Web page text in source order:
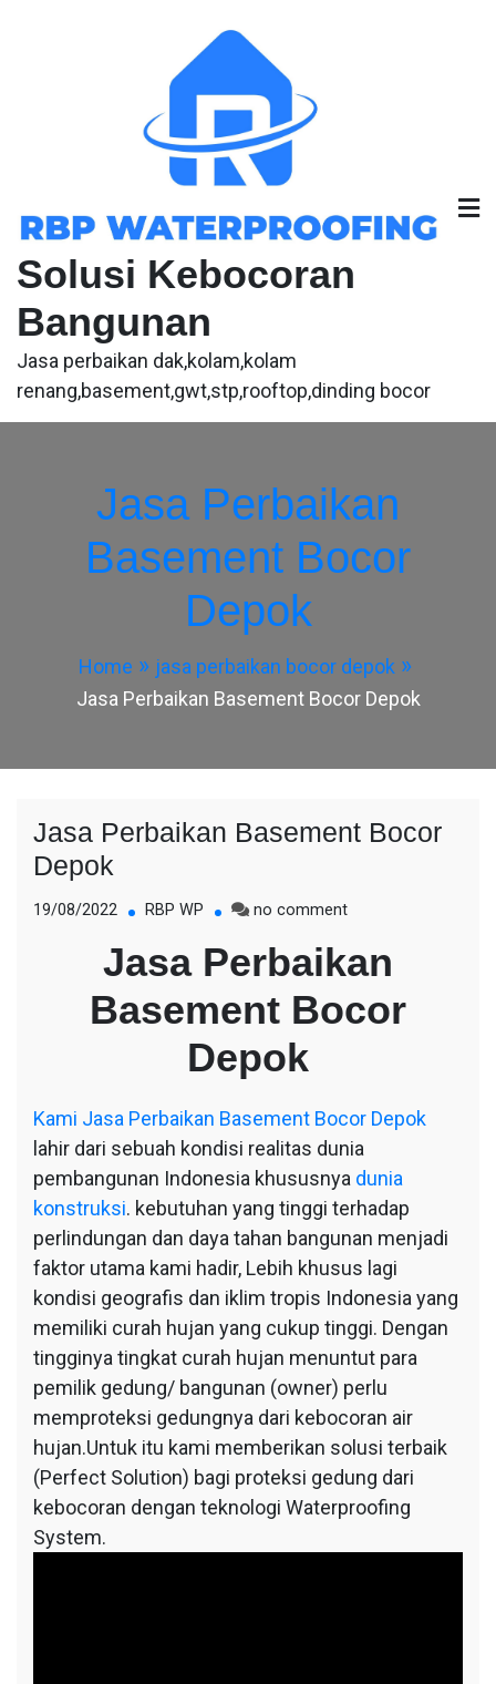
Solusi Kebocoran
Bangunan
Jasa perbaikan dak,kolam,kolam
renang,basement,gwt,stp,rooftop,dinding bocor
Jasa Perbaikan
Basement Bocor
Depok
Home
jasa perbaikan bocor depok
Jasa Perbaikan Basement Bocor Depok
Jasa Perbaikan Basement Bocor
Depok
19/08/2022 RBP WP no commenton
Perbaikan
Basement
Bocor
Depok
Jasa Perbaikan
Basement Bocor
Depok
Kami Jasa Perbaikan Basement Bocor Depok
lahir dari sebuah kondisi realitas dunia
pembangunan Indonesia khususnya dunia
konstruksi. kebutuhan yang tinggi terhadap
perlindungan dan daya tahan bangunan menjadi
faktor utama kami hadir, Lebih khusus lagi
kondisi geografis dan iklim tropis Indonesia yang
memiliki curah hujan yang cukup tinggi. Dengan
tingginya tingkat curah hujan menuntut para
pemilik gedung/ bangunan (owner) perlu
memproteksi gedungnya dari kebocoran air
hujan.Untuk itu kami memberikan solusi terbaik
(Perfect Solution) bagi proteksi gedung dari
kebocoran dengan teknologi Waterproofing
System.